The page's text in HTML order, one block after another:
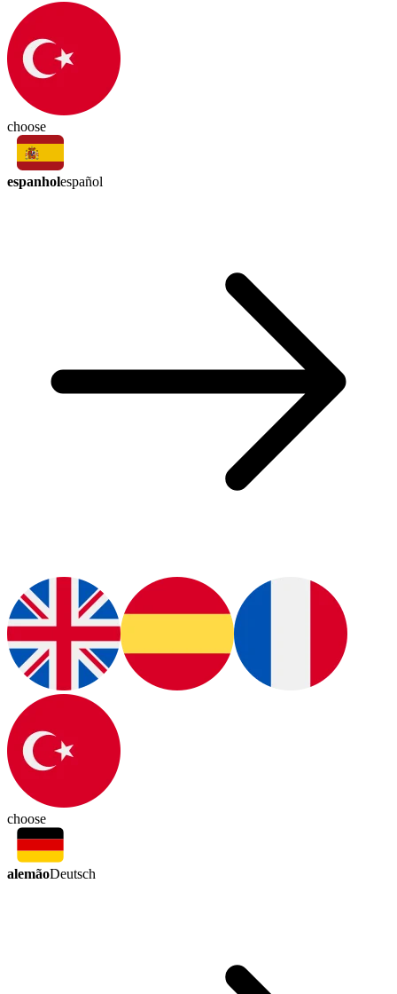
choose
espanholespañol
choose
alemãoDeutsch